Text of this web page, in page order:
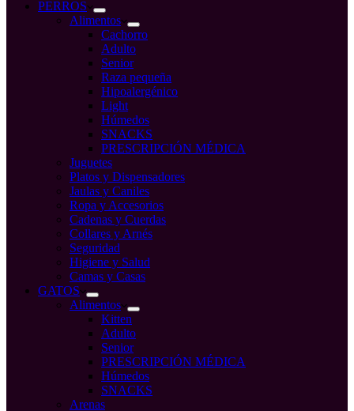
compraPERROS
Alimentos
Cachorro
Adulto
Senior
Raza pequeña
Hipoalergénico
Light
Húmedos
SNACKS
PRESCRIPCIÓN MÉDICA
Juguetes
Platos y Dispensadores
Jaulas y Caniles
Ropa y Accesorios
Cadenas y Cuerdas
Collares y Arnés
Seguridad
Higiene y Salud
Camas y Casas
GATOS
Alimentos
Kitten
Adulto
Senior
PRESCRIPCIÓN MÉDICA
Húmedos
SNACKS
Arenas